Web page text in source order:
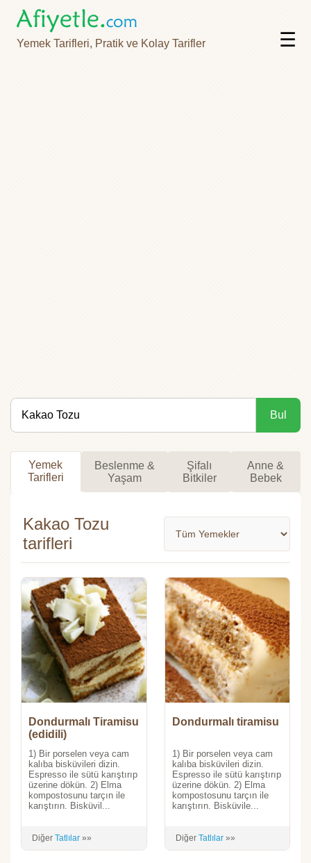
Yemek Tarifleri, Pratik ve Kolay Tarifler ☰
Bul
Yemek
Tarifleri
Beslenme &
Yaşam
Şifalı
Bitkiler
Anne &
Bebek
Kakao Tozu
tarifleri
Dondurmalı Tiramisu
(edidili)
1) Bir porselen veya cam
kalıba bisküvileri dizin.
Espresso ile sütü karıştırıp
üzerine dökün. 2) Elma
kompostosunu tarçın ile
karıştırın. Bisküvil...
Diğer Tatlılar »»
Dondurmalı tiramisu
1) Bir porselen veya cam
kalıba bisküvileri dizin.
Espresso ile sütü karıştırıp
üzerine dökün. 2) Elma
kompostosunu tarçın ile
karıştırın. Bisküvile...
Diğer Tatlılar»»